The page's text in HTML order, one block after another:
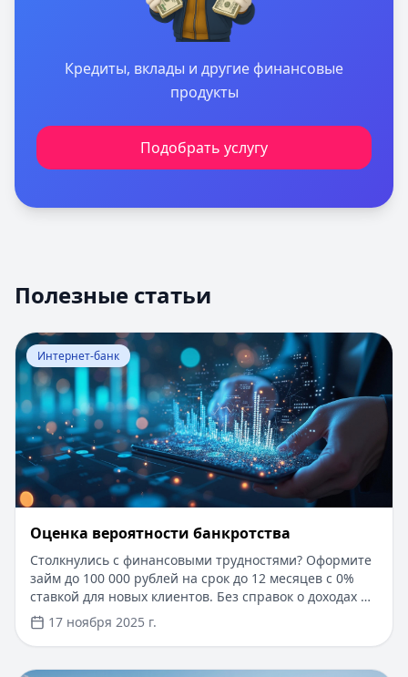
Кредиты, вклады и другие финансовые
продукты
Подобрать услугу
Полезные статьи
Перейти к статье:Оценка вероятности банкротства
Интернет-банк
Оценка вероятности банкротства
Столкнулись с финансовыми трудностями? Оформите
займ до 100 000 рублей на срок до 12 месяцев с 0%
ставкой для новых клиентов. Без справок о доходах и
документов — решение за 5 минут. Получите деньги
быстро и прозрачно через проверенные сервисы.
17 ноября 2025 г.